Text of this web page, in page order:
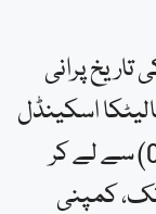
پرانی
اسکینڈل
(Cambridge Analytica scandal) سے لے کر
کمپنی